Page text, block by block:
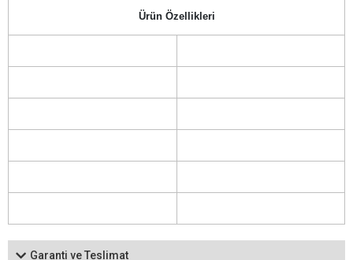
Ürün Özellikleri
Garanti ve Teslimat